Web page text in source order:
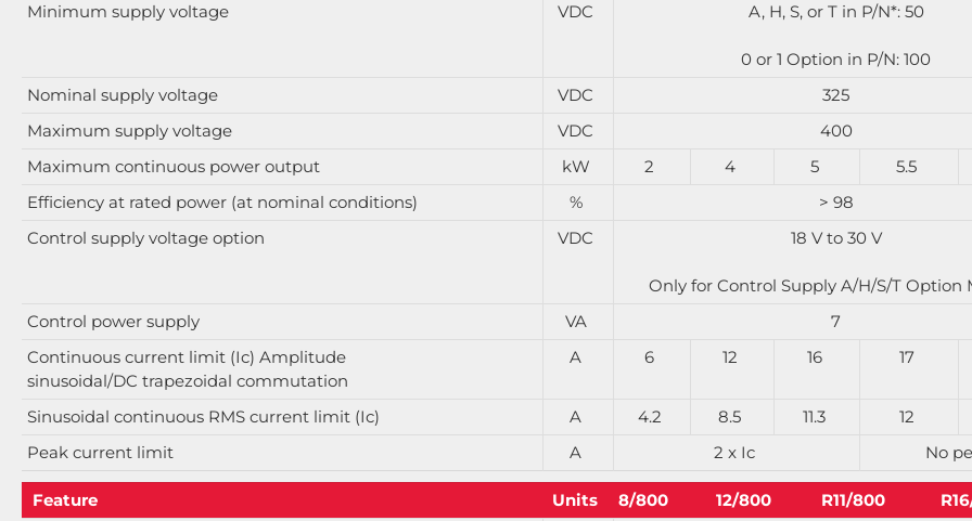
Minimum supply voltage
VDC A, H, S, or T in P/N*: 50
0 or 1 Option in P/N: 100
Nominal supply voltage
VDC
325
Maximum supply voltage
VDC
400
Maximum continuous power output
kW 2 4 5 5.5
Efficiency at rated power (at nominal conditions)
%
> 98
Control supply voltage option
VDC 18 V to 30 V
Only for Control Supply A/H/S/T Option
Control power supply
VA
7
Continuous current limit (Ic) Amplitude
sinusoidal/DC trapezoidal commutation
A 6 12 16 17
Sinusoidal continuous RMS current limit (Ic) A 4.2 8.5 11.3 12
Peak current limit
A 2 x Ic No
Feature Units 8/800 12/800 R11/800